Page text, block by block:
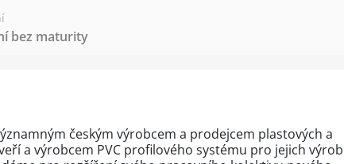
bez maturity
českým výrobcem a prodejcem plastových a
a výrobcem PVC profilového systému pro jejich